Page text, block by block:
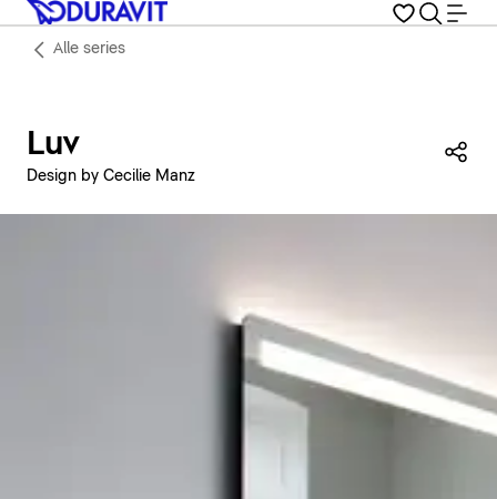
Alle series
Luv
Design by Cecilie Manz